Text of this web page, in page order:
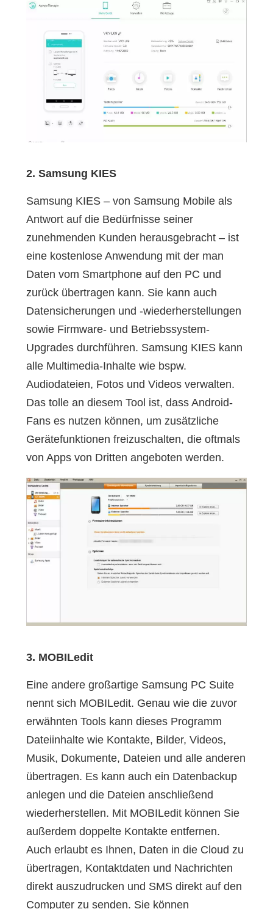
2. Samsung KIES
Samsung KIES – von Samsung Mobile als
Antwort auf die Bedürfnisse seiner
zunehmenden Kunden herausgebracht – ist
eine kostenlose Anwendung mit der man
Daten vom Smartphone auf den PC und
zurück übertragen kann. Sie kann auch
Datensicherungen und -wiederherstellungen
sowie Firmware- und Betriebssystem-
Upgrades durchführen. Samsung KIES kann
alle Multimedia-Inhalte wie bspw.
Audiodateien, Fotos und Videos verwalten.
Das tolle an diesem Tool ist, dass Android-
Fans es nutzen können, um zusätzliche
Gerätefunktionen freizuschalten, die oftmals
von Apps von Dritten angeboten werden.
3. MOBILedit
Eine andere großartige Samsung PC Suite
nennt sich MOBILedit. Genau wie die zuvor
erwähnten Tools kann dieses Programm
Dateiinhalte wie Kontakte, Bilder, Videos,
Musik, Dokumente, Dateien und alle anderen
übertragen. Es kann auch ein Datenbackup
anlegen und die Dateien anschließend
wiederherstellen. Mit MOBILedit können Sie
außerdem doppelte Kontakte entfernen.
Auch erlaubt es Ihnen, Daten in die Cloud zu
übertragen, Kontaktdaten und Nachrichten
direkt auszudrucken und SMS direkt auf den
Computer zu senden. Sie können